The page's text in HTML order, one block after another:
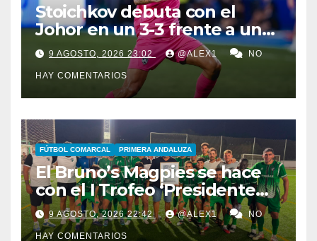
Stoichkov debuta con el
Johor en un 3-3 frente a un
Chelsea de Xabi Alonso… que
iguala gracias al algecireño
Glauder
9 AGOSTO, 2026 23:02 @ALEX1 NO
HAY COMENTARIOS
FÚTBOL COMARCAL PRIMERA ANDALUZA
El Bruno’s Magpies se hace
con el I Trofeo ‘Presidente
Javier Chacón’ ante AD
Taraguilla y el juvenil del
9 AGOSTO, 2026 22:42 @ALEX1 NO
HAY COMENTARIOS